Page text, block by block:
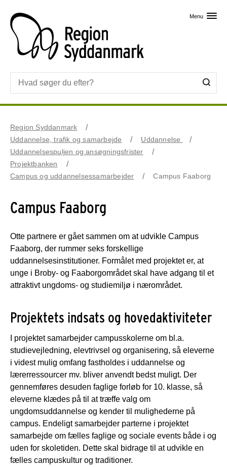
Menu
Region Syddanmark
Uddannelse, trafik og samarbejde
Uddannelse
Uddannelsespuljen og ansøgningsfrister
Projektbanken
Campus og uddannelsessamarbejder
Campus Faaborg
Campus Faaborg
Otte partnere er gået sammen om at udvikle Campus
Faaborg, der rummer seks forskellige
uddannelsesinstitutioner. Formålet med projektet er, at
unge i Broby- og Faaborgområdet skal have adgang til et
attraktivt ungdoms- og studiemiljø i nærområdet.
Projektets indsats og hovedaktiviteter
I projektet samarbejder campusskolerne om bl.a.
studievejledning, elevtrivsel og organisering, så eleverne
i videst mulig omfang fastholdes i uddannelse og
lærerressourcer mv. bliver anvendt bedst muligt. Der
gennemføres desuden faglige forløb for 10. klasse, så
eleverne klædes på til at træffe valg om
ungdomsuddannelse og kender til mulighederne på
campus. Endeligt samarbejder parterne i projektet
samarbejde om fælles faglige og sociale events både i og
uden for skoletiden. Dette skal bidrage til at udvikle en
fælles campuskultur og traditioner.